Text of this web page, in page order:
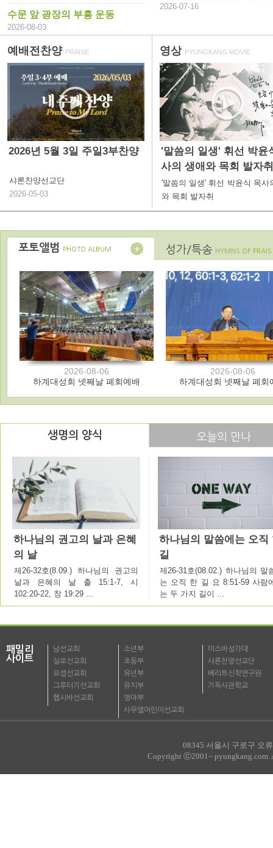
수문 앞 광장의 부흥 운동
2026-08-03
2026-07-16
예배전찬양 PRAISE
2026년 5월 3일 주일3부찬양
샤론찬양선교단
2026-05-03
영상 PYUNGKANG MOVIE
'말씀의 일생' 휘선 박윤
사의 생애와 목회 발자취
'말씀의 일생' 휘선 박윤식 목사
와 목회 발자취
포토앨범 PHOTO ALBUM 성가/특송 HYMNS OF PRAIS
2026-08-06
하계대성회 넷째날 폐회예배
2026-08-06
하계대성회 넷째날 폐회
생명의 양식 오늘의 만나
하나님의 권고의 날과 은혜
의 날
제26-32호(8.09.) 하나님의 권고의
날과 은혜의 날 출 15:1-7, 시
102:20-22, 창 19:29 ...
하나님의 말씀에는 오직
길
제26-31호(08.02.) 하나님의 말
는 오직 한 길 요 8:51-59 사람
는 두 가지 길이 ...
패밀리
사이트
남선교회
실로선교회
요셉선교회
그루터기선교회
헵시바선교회
소년부
초등부
유년부
유치부
영아부
사무엘어린이선교회
미스바성가대
샤론찬양선교단
베리트신학연구원
기독사관학교
08345 서울시 구로구 오
Copyright ⓒ2001~ pyungkang.com.